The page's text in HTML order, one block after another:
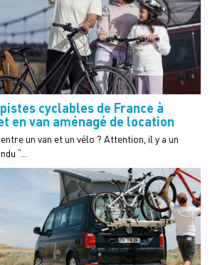
cyclables de France à
en van aménagé de location
un van et un vélo ? Attention, il y a un
“...